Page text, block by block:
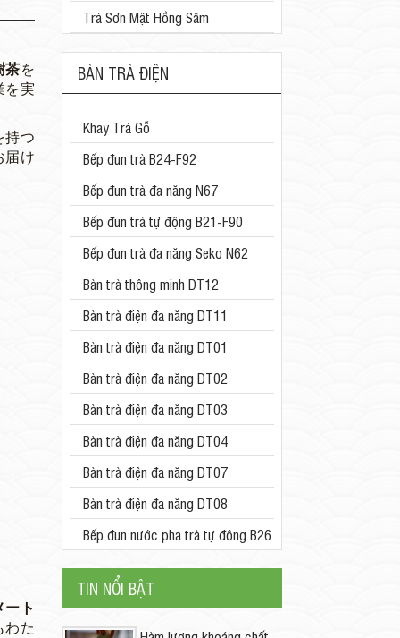
茶を
を実
持つ
届け
ト
わた
Trà Sơn Mật Hồng Sâm
BÀN TRÀ ĐIỆN
Khay Trà Gỗ
Bếp đun trà B24-F92
Bếp đun trà đa năng N67
Bếp đun trà tự động B21-F90
Bếp đun trà đa năng Seko N62
Bàn trà thông minh DT12
Bàn trà điện đa năng DT11
Bàn trà điện đa năng DT01
Bàn trà điện đa năng DT02
Bàn trà điện đa năng DT03
Bàn trà điện đa năng DT04
Bàn trà điện đa năng DT07
Bàn trà điện đa năng DT08
Bếp đun nước pha trà tự đông B26
TIN NỔI BẬT